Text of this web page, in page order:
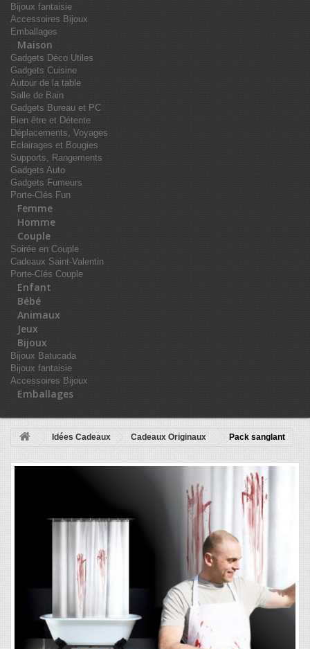
Bijoux fantaisie
Accessoires Bijoux
Emballages
Maison
Gadgets Déco Utiles
Gadgets Cuisine
Autour de la table
Salle de Bain
Gadgets Bureau et PC
Bien être et Détente
Déplacements, Voyages
Eclairages et Bougies
Supports, Rangements
Gadgets Auto
Gadgets Fumeurs
Porte-Clés Fun
Femme
Homme
Couple
Soirée en Couple
Cadeaux Saint-Valentin
Porte-Clés Couple
Enfant
Bébé
Animaux
Jeux
Bijoux
Bijoux Batucada
Bijoux fantaisie
Accessoires Bijoux
Emballages
Idées Cadeaux Cadeaux Originaux Pack sanglant